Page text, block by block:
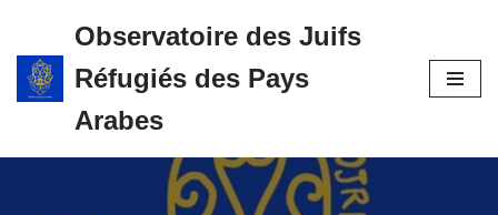
Aller
au
Observatoire des Juifs
Réfugiés des Pays
Arabes